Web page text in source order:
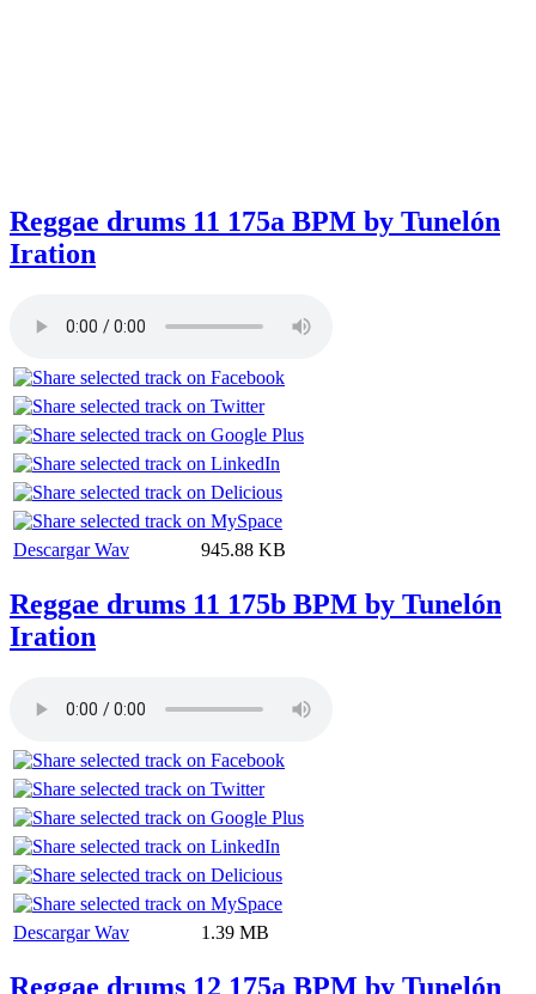
Reggae drums 11 175a BPM by Tunelón
Iration
Descargar Wav 945.88 KB
Reggae drums 11 175b BPM by Tunelón
Iration
Descargar Wav 1.39 MB
Reggae drums 12 175a BPM by Tunelón